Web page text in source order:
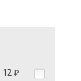
12 ₽